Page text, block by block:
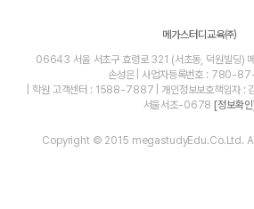
메가스터디교육㈜
06643 서울 서초구 효령로 321 (서초동, 덕원빌딩)
손성은 | 사업자등록번호 : 780-
| 학원 고객센터 : 1588-7887 | 개인정보보호책임자 :
서울서초-0678 [정보확인]
Copyright © 2015 megastudyEdu.Co.Ltd.